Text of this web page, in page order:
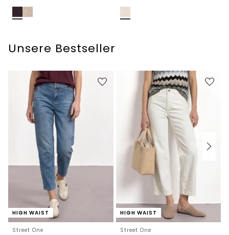
Unsere Bestseller
HIGH WAIST
Street One
HIGH WAIST
Street One